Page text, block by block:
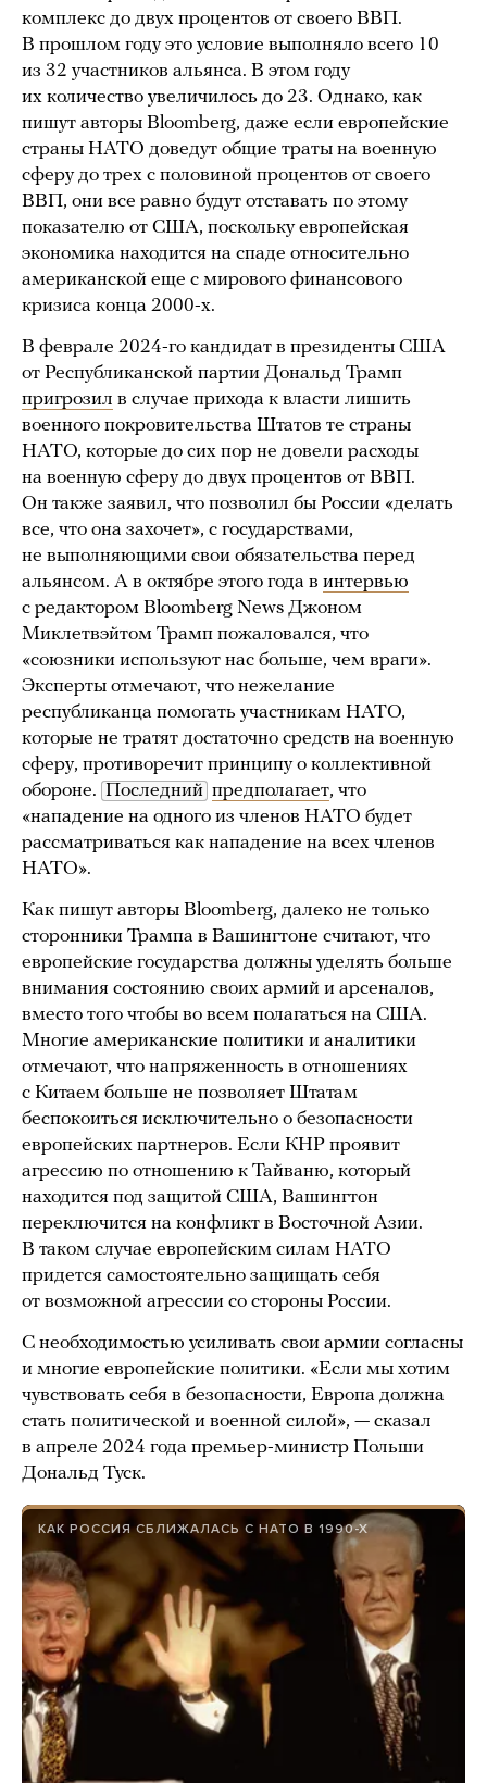
комплекс до двух процентов от своего ВВП.
В прошлом году это условие выполняло всего 10
из 32 участников альянса. В этом году
их количество увеличилось до 23. Однако, как
пишут авторы Bloomberg, даже если европейские
страны НАТО доведут общие траты на военную
сферу до трех с половиной процентов от своего
ВВП, они все равно будут отставать по этому
показателю от США, поскольку европейская
экономика находится на спаде относительно
американской еще с мирового финансового
кризиса конца 2000-х.
В феврале 2024-го кандидат в президенты США
от Республиканской партии Дональд Трамп
пригрозил в случае прихода к власти лишить
военного покровительства Штатов те страны
НАТО, которые до сих пор не довели расходы
на военную сферу до двух процентов от ВВП.
Он также заявил, что позволил бы России «делать
все, что она захочет», с государствами,
не выполняющими свои обязательства перед
альянсом. А в октябре этого года в интервью
с редактором Bloomberg News Джоном
Миклетвэйтом Трамп пожаловался, что
«союзники используют нас больше, чем враги».
Эксперты отмечают, что нежелание
республиканца помогать участникам НАТО,
которые не тратят достаточно средств на военную
сферу, противоречит принципу о коллективной
обороне. Последний предполагает, что
«нападение на одного из членов НАТО будет
рассматриваться как нападение на всех членов
НАТО».
Как пишут авторы Bloomberg, далеко не только
сторонники Трампа в Вашингтоне считают, что
европейские государства должны уделять больше
внимания состоянию своих армий и арсеналов,
вместо того чтобы во всем полагаться на США.
Многие американские политики и аналитики
отмечают, что напряженность в отношениях
с Китаем больше не позволяет Штатам
беспокоиться исключительно о безопасности
европейских партнеров. Если КНР проявит
агрессию по отношению к Тайваню, который
находится под защитой США, Вашингтон
переключится на конфликт в Восточной Азии.
В таком случае европейским силам НАТО
придется самостоятельно защищать себя
от возможной агрессии со стороны России.
С необходимостью усиливать свои армии согласны
и многие европейские политики. «Если мы хотим
чувствовать себя в безопасности, Европа должна
стать политической и военной силой», — сказал
в апреле 2024 года премьер-министр Польши
Дональд Туск.
КАК РОССИЯ СБЛИЖАЛАСЬ С НАТО В 1990-Х